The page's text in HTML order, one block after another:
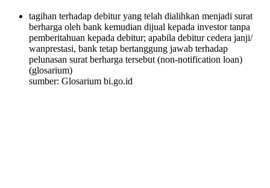
tagihan terhadap debitur yang telah dialihkan menjadi surat
berharga oleh bank kemudian dijual kepada investor tanpa
pemberitahuan kepada debitur; apabila debitur cedera janji/
wanprestasi, bank tetap bertanggung jawab terhadap
pelunasan surat berharga tersebut (non-notification loan)
(glosarium)
sumber: Glosarium bi.go.id